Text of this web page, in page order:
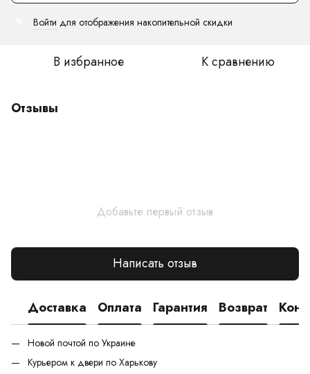
Войти для отображения накопительной скидки
В избранное К сравнению
Отзывы
Добавьте первый отзыв
Написать отзыв
Доставка Оплата Гарантия Возврат
Новой почтой по Украине
Курьером к двери по Харькову